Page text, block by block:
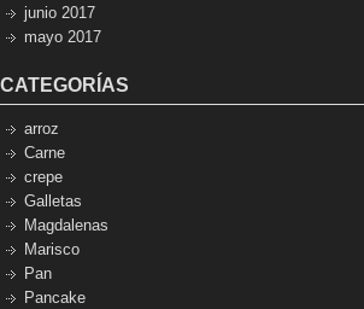
junio 2017
mayo 2017
CATEGORÍAS
arroz
Carne
crepe
Galletas
Magdalenas
Marisco
Pan
Pancake